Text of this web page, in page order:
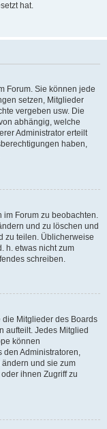
hat.
Forum. Sie können jede
setzen, Mitglieder
vergeben usw. Die
abhängig, welche
Administrator erteilt
haben,
im Forum zu beobachten.
und zu löschen und
zu teilen. Üblicherweise
h. etwas nicht zum
schreiben.
Mitglieder des Boards
aufteilt. Jedes Mitglied
können
den Administratoren,
und sie zum
ihnen Zugriff zu